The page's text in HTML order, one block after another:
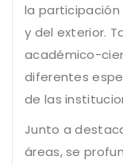
la
y del exterior.
académico-
diferentes
de las
Junto a
áreas, se